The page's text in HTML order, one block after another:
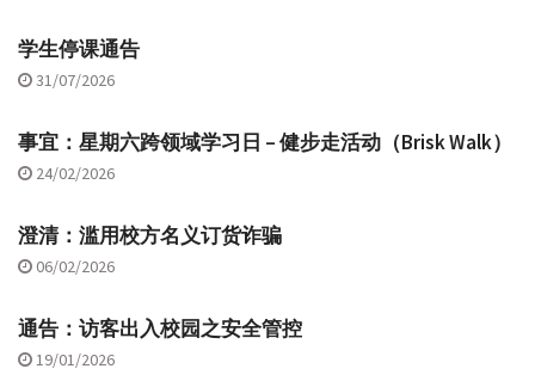
学生停课通告
31/07/2026
事宜：星期六跨领域学习日 – 健步走活动（Brisk Walk）
24/02/2026
澄清：滥用校方名义订货诈骗
06/02/2026
通告：访客出入校园之安全管控
19/01/2026